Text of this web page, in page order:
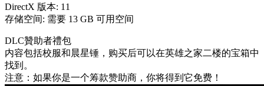
DirectX 版本: 11
存储空间: 需要 13 GB 可用空间
DLC贊助者禮包
内容包括校服和晨星锤，购买后可以在英雄之家二楼的宝箱中
找到。
注意：如果你是一个筹款赞助商，你将得到它免费！